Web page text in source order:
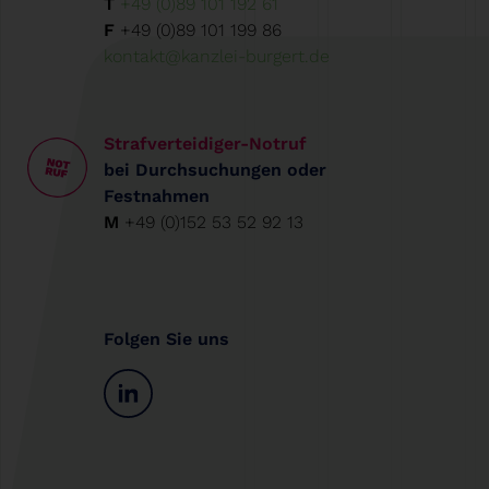
F +49 (0)89 101 199 86
kontakt@kanzlei-burgert.de
Strafverteidiger-Notruf
bei Durchsuchungen oder
Festnahmen
M +49 (0)152 53 52 92 13
Folgen Sie uns